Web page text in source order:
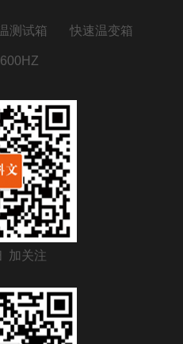
测试箱 快速温变箱
加关注